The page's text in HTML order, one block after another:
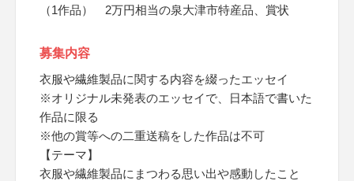
（1作品） 2万円相当の泉大津市特産品、賞状
募集内容
衣服や繊維製品に関する内容を綴ったエッセイ
※オリジナル未発表のエッセイで、日本語で書いた
作品に限る
※他の賞等への二重送稿をした作品は不可
【テーマ】
衣服や繊維製品にまつわる思い出や感動したこと